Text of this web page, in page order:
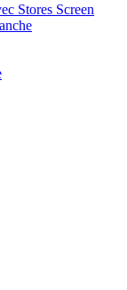
Stores Screen